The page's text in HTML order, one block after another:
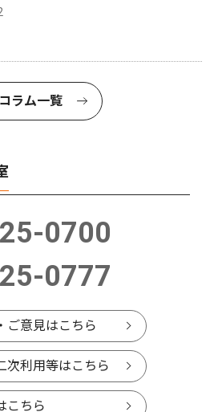
コラム一覧
0700
0777
ご意見はこちら
次利用等はこちら
こちら